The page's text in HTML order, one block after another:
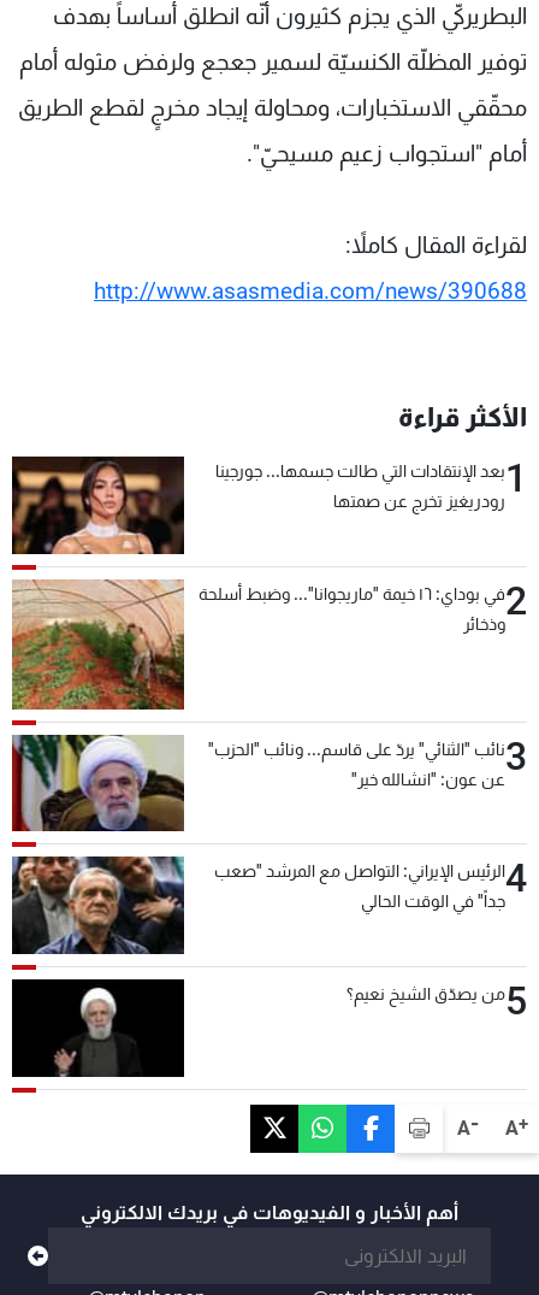
A+
A-
البطريركيّ الذي يجزم كثيرون أنّه انطلق أساساً بهدف
توفير المظلّة الكنسيّة لسمير جعجع ولرفض مثوله أمام
محقّقي الاستخبارات، ومحاولة إيجاد مخرجٍ لقطع الطريق
أمام "استجواب زعيم مسيحيّ".
لقراءة المقال كاملاً:
http://www.asasmedia.com/news/390688
الأكثر قراءة
1بعد الإنتقادات التي طالت جسمها... جورجينا
رودريغيز تخرج عن صمتها
2
في بوداي: ١٦ خيمة "ماريجوانا"... وضبط أسلحة
وذخائر
3نائب "الثنائي" يردّ على قاسم... ونائب "الحزب"
عن عون: "انشالله خير"
4الرئيس الإيراني: التواصل مع المرشد "صعب
جداً" في الوقت الحالي
5من يصدّق الشيخ نعيم؟
أهم الأخبار و الفيديوهات في بريدك الالكتروني